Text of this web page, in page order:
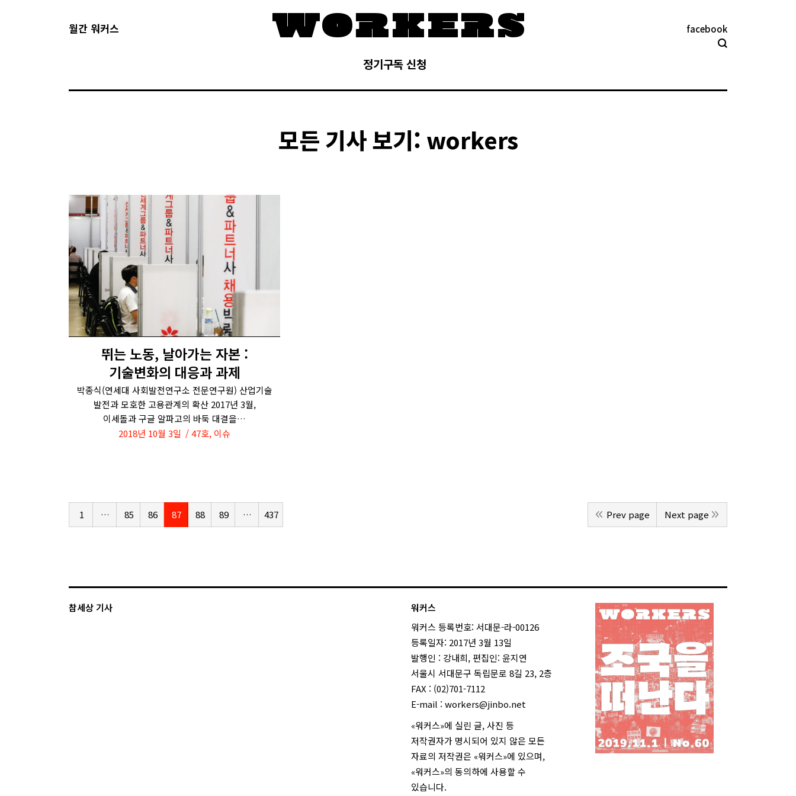
월간 워커스 facebook
정기구독 신청
모든 기사 보기: workers
뛰는 노동, 날아가는 자본 :
기술변화의 대응과 과제
박종식(연세대 사회발전연구소 전문연구원) 산업기술
발전과 모호한 고용관계의 확산 2017년 3월,
이세돌과 구글 알파고의 바둑 대결을…
2018년 10월 3일
47호, 이슈
1 … 85 86 87 88 89 … 437 Prev page Next page
참세상 기사
워커스
워커스 등록번호: 서대문-라-00126
등록일자: 2017년 3월 13일
발행인 : 강내희, 편집인: 윤지연
서울시 서대문구 독립문로 8길 23, 2층
FAX : (02)701-7112
E-mail : workers@jinbo.net
«워커스»에 실린 글, 사진 등
저작권자가 명시되어 있지 않은 모든
자료의 저작권은 «워커스»에 있으며,
«워커스»의 동의하에 사용할 수
있습니다.